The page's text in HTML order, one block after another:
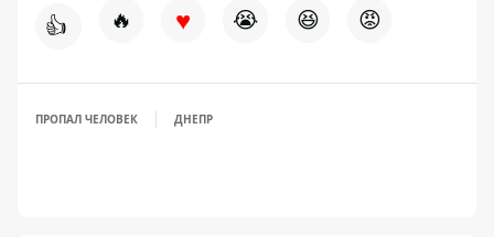
👍 🔥 ♥ 😭 😆 😡
ПРОПАЛ ЧЕЛОВЕК ДНЕПР